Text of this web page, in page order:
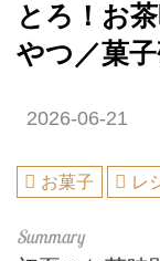
とろ！お
やつ／菓
2026-06-21
お菓子 レ